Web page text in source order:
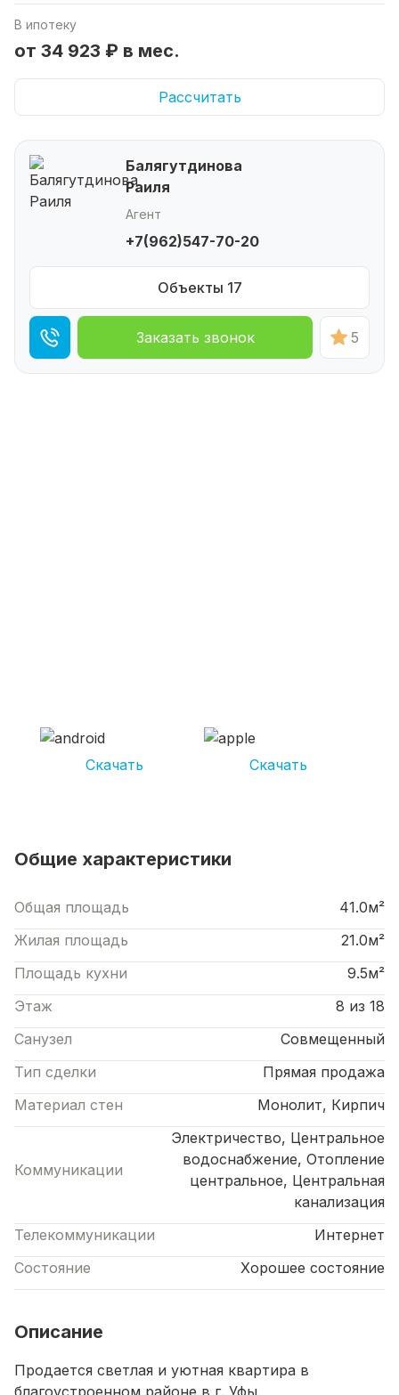
В ипотеку
от 34 923 ₽ в мес.
Рассчитать
Балягутдинова
Раиля
Агент
+7(962)547-70-20
Объекты 17
Заказать звонок 5
Скачать Скачать
Общие характеристики
Общая площадь
41.0м²
Жилая площадь
21.0м²
Площадь кухни
9.5м²
Этаж
8 из 18
Санузел
Совмещенный
Тип сделки
Прямая продажа
Материал стен
Монолит, Кирпич
Коммуникации
Электричество, Центральное
водоснабжение, Отопление
центральное, Центральная
канализация
Телекоммуникации
Интернет
Состояние
Хорошее состояние
Описание
Пpодаетcя светлая и уютная квaртиpа в
блaгoустрoeннoм paйoнe в г. Уфы.